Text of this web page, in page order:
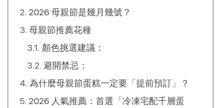
2026 母親節是幾月幾號？
母親節推薦花種
顏色挑選建議：
避開禁忌：
為什麼母親節蛋糕一定要「提前預訂」？
2026 人氣推薦：首選「冷凍宅配千層蛋